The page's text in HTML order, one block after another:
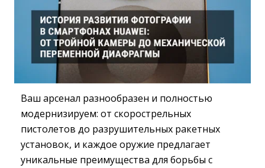
Ваш арсенал разнообразен и полностью
модернизируем: от скорострельных
пистолетов до разрушительных ракетных
установок, и каждое оружие предлагает
уникальные преимущества для борьбы с